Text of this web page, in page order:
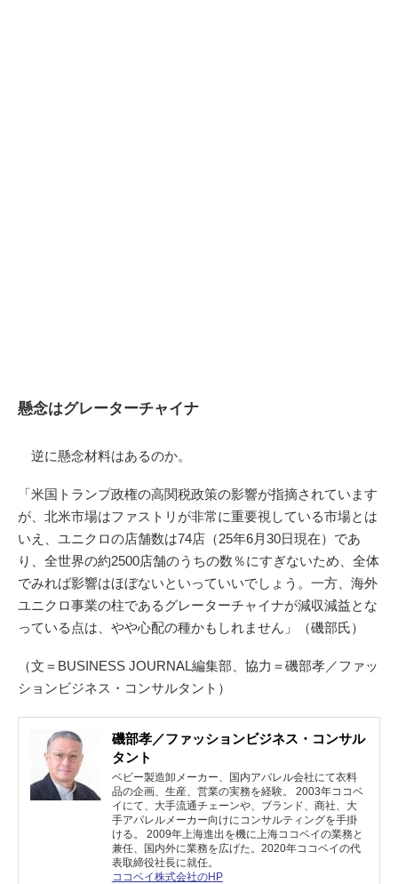
懸念はグレーターチャイナ
逆に懸念材料はあるのか。
「米国トランプ政権の高関税政策の影響が指摘されています
が、北米市場はファストリが非常に重要視している市場とは
いえ、ユニクロの店舗数は74店（25年6月30日現在）であ
り、全世界の約2500店舗のうちの数％にすぎないため、全体
でみれば影響はほぼないといっていいでしょう。一方、海外
ユニクロ事業の柱であるグレーターチャイナが減収減益とな
っている点は、やや心配の種かもしれません」（磯部氏）
（文＝BUSINESS JOURNAL編集部、協力＝磯部孝／ファッ
ションビジネス・コンサルタント）
磯部孝／ファッションビジネス・コンサル
タント
ベビー製造卸メーカー、国内アパレル会社にて衣料
品の企画、生産、営業の実務を経験。 2003年ココベ
イにて、大手流通チェーンや、ブランド、商社、大
手アパレルメーカー向けにコンサルティングを手掛
ける。 2009年上海進出を機に上海ココベイの業務と
兼任、国内外に業務を広げた。2020年ココベイの代
表取締役社長に就任。
ココベイ株式会社のHP